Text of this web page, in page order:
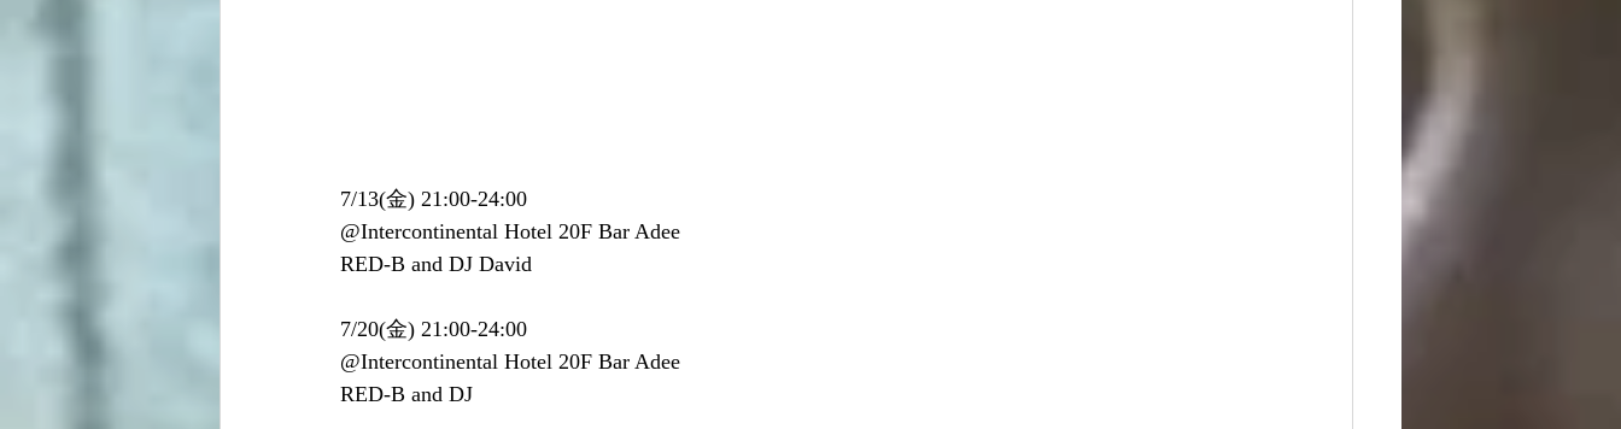
7/13(金) 21:00-24:00
@Intercontinental Hotel 20F Bar Adee
RED-B and DJ David
7/20(金) 21:00-24:00
@Intercontinental Hotel 20F Bar Adee
RED-B and DJ